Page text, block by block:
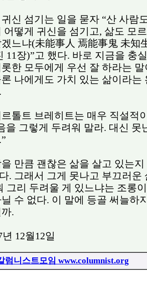
신 섬기는 일을 묻자 “산 사람
어떻게 귀신을 섬기고, 삶도 모
느냐(未能事人 焉能事鬼 未知
11장)”고 했다. 바로 지금을 충
한 모두에게 우선 잘 하라는 말
나에게도 가치 있는 삶이라는
톨트 브레히트는 매우 직설적
을 그렇게 두려워 말라. 대신 못
만큼 괜찮은 삶을 살고 있는지
. 그래서 그게 못나고 부끄러운
그리 두려울 게 있느냐는 조롱
수 없다. 이 말에 등골 써늘하
.
12월12일
럼니스트모임 www.columnist.org